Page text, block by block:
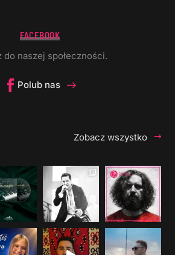
FACEBOOK
do naszej społeczności.
Polub nas
Zobacz wszystko